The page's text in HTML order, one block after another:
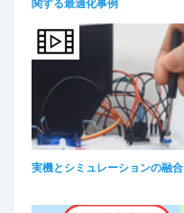
実機とシミュレーションの融合